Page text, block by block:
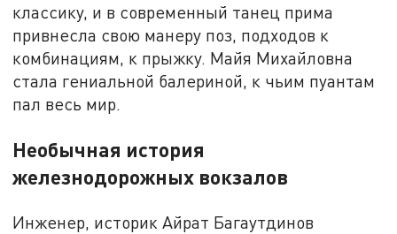
классику, и в современный танец прима
привнесла свою манеру поз, подходов к
комбинациям, к прыжку. Майя Михайловна
стала гениальной балериной, к чьим пуантам
пал весь мир.
Необычная история
железнодорожных вокзалов
Инженер, историк Айрат Багаутдинов